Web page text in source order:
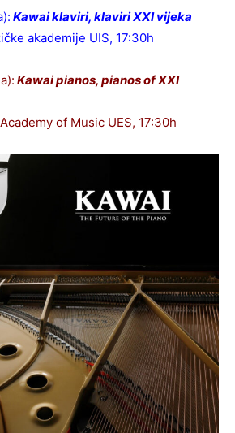
Kawai klaviri, klaviri XXI vijeka
akademije UIS, 17:30h
Kawai pianos, pianos of XXI
of Music UES, 17:30h